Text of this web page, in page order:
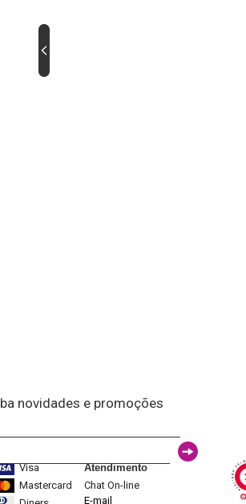
novidades e promoções
Visa
Mastercard
Atendimento
Chat On-line
E-mail